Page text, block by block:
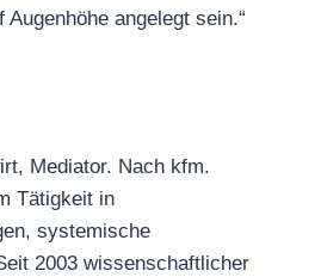
angelegt sein.“
Mediator. Nach kfm.
Tätigkeit in
systemische
2003 wissenschaftlicher